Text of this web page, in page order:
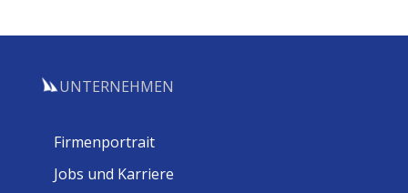
UNTERNEHMEN
Firmenportrait
Jobs und Karriere